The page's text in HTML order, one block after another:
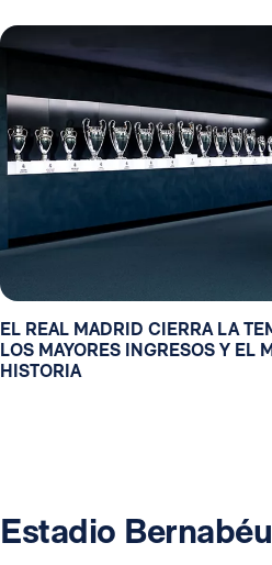
EL REAL MADRID CIERRA LA
LOS MAYORES INGRESOS Y EL
HISTORIA
Estadio Bernabéu